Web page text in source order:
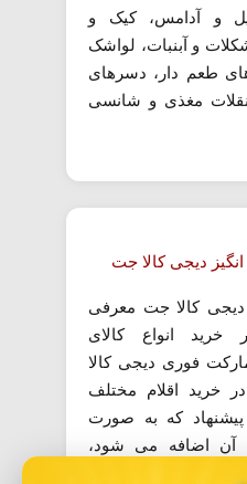
و آدامس، کیک و
و آبنبات، لواشک
طعم دار، دسرهای
تنقلات مغذی و شانسی
دیجی کالا جت معرفی
انواع کالای
فوری دیجی کالا
در خرید اقلام مختلف
پیشنهاد که به صورت
آن اضافه می شود،